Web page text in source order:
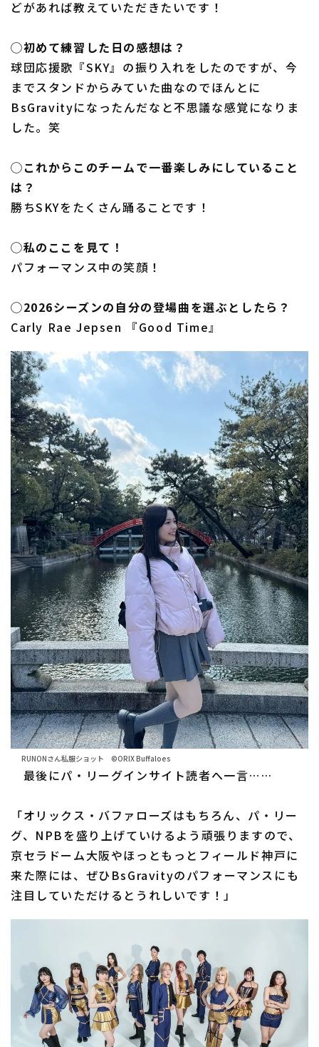
どがあれば教えていただきたいです！
◯初めて練習した日の感想は？
球団応援歌『SKY』の振り入れをしたのですが、今
までスタンドからみていた曲なのでほんとに
BsGravityになったんだなと不思議な感覚になりま
した。笑
◯これからこのチームで一番楽しみにしていること
は？
勝ちSKYをたくさん踊ることです！
◯私のここを見て！
パフォーマンス中の笑顔！
◯2026シーズンの自分の登場曲を選ぶとしたら？
Carly Rae Jepsen 『Good Time』
RUNONさん私服ショット ©ORIX Buffaloes
最後にパ・リーグインサイト読者へ一言……
「オリックス・バファローズはもちろん、パ・リー
グ、NPBを盛り上げていけるよう頑張りますので、
京セラドーム大阪やほっともっとフィールド神戸に
来た際には、ぜひBsGravityのパフォーマンスにも
注目していただけるとうれしいです！」